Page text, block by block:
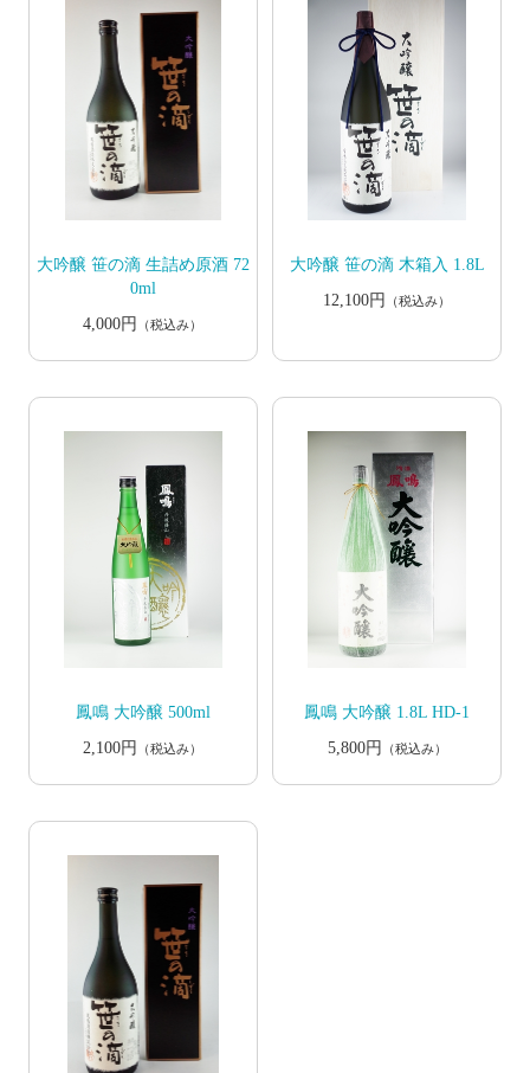
大吟醸 笹の滴 生詰め原酒 72
0ml
4,000円
（税込み）
大吟醸 笹の滴 木箱入 1.8L
12,100円
（税込み）
鳳鳴 大吟醸 500ml
2,100円
（税込み）
鳳鳴 大吟醸 1.8L HD-1
5,800円
（税込み）